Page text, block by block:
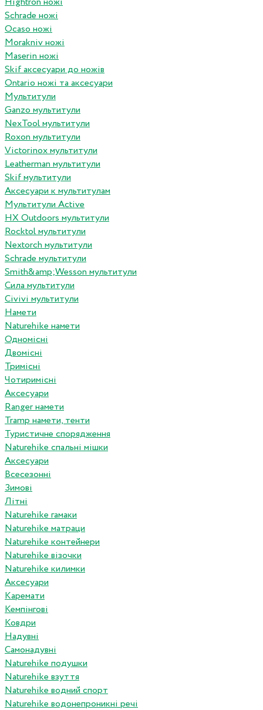
Schrade ножі
Ocaso ножі
Morakniv ножі
Maserin ножі
Skif аксесуари до ножів
Ontario ножі та аксесуари
Мультитули
Ganzo мультитули
NexTool мультитули
Roxon мультитули
Victorinox мультитули
Leatherman мультитули
Skif мультитули
Аксесуари к мультитулам
Мультитули Active
HX Outdoors мультитули
Rocktol мультитули
Nextorch мультитули
Schrade мультитули
Smith&amp;Wesson мультитули
Сила мультитули
Civivi мультитули
Намети
Naturehike намети
Одномісні
Двомісні
Тримісні
Чотиримісні
Аксесуари
Ranger намети
Tramp намети, тенти
Туристичне спорядження
Naturehike спальні мішки
Аксесуари
Всесезонні
Зимові
Літні
Naturehike гамаки
Naturehike матраци
Naturehike контейнери
Naturehike візочки
Naturehike килимки
Аксесуари
Каремати
Кемпінгові
Ковдри
Надувні
Самонадувні
Naturehike подушки
Naturehike взуття
Naturehike водний спорт
Naturehike водонепроникні речі